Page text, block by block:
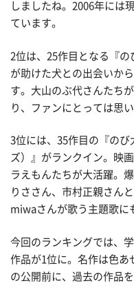
しましたね。2006年には
ています。
2位は、25作目となる『
が助けた犬との出会いか
す。大山のぶ代さんたち
り、ファンにとっては思
3位には、35作目の『の
ズ）』がランクイン。映
ラえもんたちが大活躍。
りささん、市村正親さん
miwaさんが歌う主題歌に
今回のランキングでは、
作品が1位に。名作は色あ
の公開前に、過去の作品